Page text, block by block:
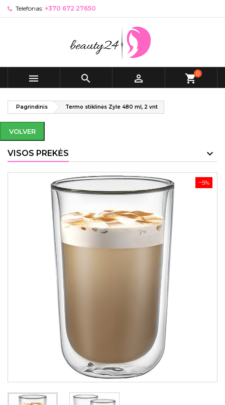
Telefonas: +370 672 27650
   shopping_cart0
Pagrindinis Termo stiklinės Zyle 480 ml, 2 vnt
VOLVER
VISOS PREKĖS
−5%